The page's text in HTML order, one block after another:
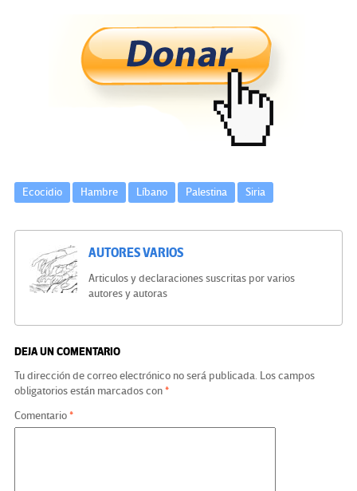
tt
er
gr
a
m
ke
dI
n
ail m
p
ar
tir
Ecocidio Hambre Líbano Palestina Siria
AUTORES VARIOS
Articulos y declaraciones suscritas por varios
autores y autoras
DEJA UN COMENTARIO
Tu dirección de correo electrónico no será publicada. Los campos
obligatorios están marcados con*
Comentario*